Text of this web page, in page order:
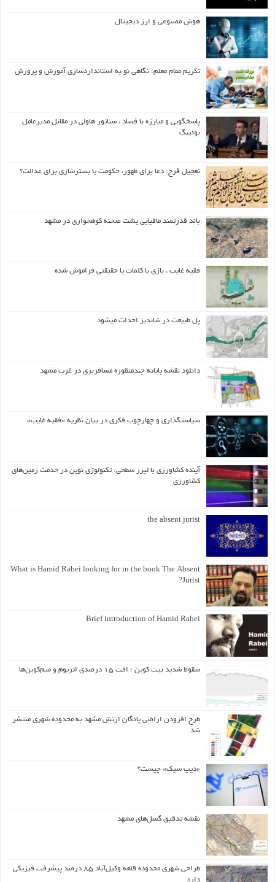
هوش مصنوعی و ارز دیجیتال
تکریم مقام معلم: نگاهی نو به استانداردسازی آموزش و پرورش
پاسخگویی و مبارزه با فساد ، سناتور هاولی در مقابل مدیرعامل
بوئینگ
تعجیل فرج: دعا برای ظهور، حکومت یا بسترسازی برای عدالت؟
باند قدرتمند مافیایی پشت صحنه کوهخواری در مشهد
فقیه غایب ، بازی با کلمات یا حقیقتی فراموش شده
پل طبیعت در شاندیز احداث میشود
دانلود نقشه پایانه چندمنظوره مسافربری در غرب مشهد
سیاستگذاری و چهارچوب فکری در بیان نظریه «فقیه غایب»
آینده کشاورزی با لیزر سطحی: تکنولوژی نوین در خدمت زمین‌های
کشاورزی
the absent jurist
What is Hamid Rabei looking for in the book The Absent
Jurist?
Brief introduction of Hamid Rabei
سقوط شدید بیت کوین ؛ افت ۱۵ درصدی اتریوم و میم‌کوین‌ها
طرح افزودن اراضی پادگان ارتش مشهد به محدوده شهری منتشر
شد
«دیپ سیک» چیست؟
نقشه تدقیق گسل‌های مشهد
طراحی شهری محدوده قلعه وکیل‌آباد ۸۵ درصد پیشرفت فیزیکی
دارد